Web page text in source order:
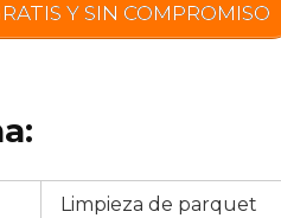
Y SIN COMPROMISO
Limpieza de parquet